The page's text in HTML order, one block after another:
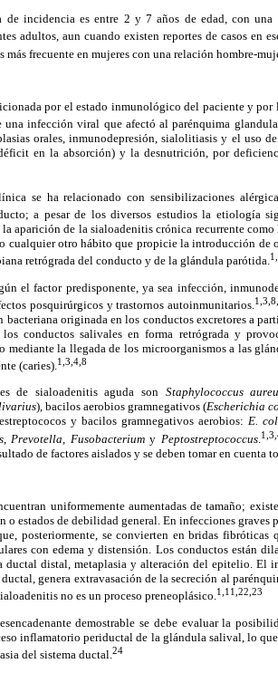
incidencia es entre 2 y 7 años de edad, con una
adultos, aun cuando existen reportes de casos en
más frecuente en mujeres con una relación hombre-
por el estado inmunológico del paciente y
una infección viral que afectó al parénquima
orales, inmunodepresión, sialolitiasis y el uso
en la absorción) y la desnutrición, por
se ha relacionado con sensibilizaciones
a pesar de los diversos estudios la etiología
aparición de la sialoadenitis crónica recurrente
cualquier otro hábito que propicie la introducción de
retrógrada del conducto y de la glándula parótida.
el factor predisponente, ya sea infección,
posquirúrgicos y trastornos autoinmunitarios.
originada en los conductos excretores a
los conductos salivales en forma retrógrada y
la llegada de los microorganismos a las
(caries).1,3,4,8
de sialoadenitis aguda son Staphylococcus
), bacilos aerobios gramnegativos (Escherichia
y bacilos gramnegativos aerobios: E.
, Prevotella Fusobacteriumy Peptostreptococcus.
de factores aislados y se deben tomar en cuenta
uniformemente aumentadas de tamaño;
o estados de debilidad general. En infecciones
posteriormente, se convierten en bridas
con edema y distensión. Los conductos están
ductal distal, metaplasia y alteración del epitelio. El
genera extravasación de la secreción al
no es un proceso preneoplásico.1,11,22,23
demostrable se debe evaluar la
inflamatorio periductal de la glándula salival, lo
del sistema ductal. 24